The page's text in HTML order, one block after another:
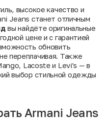
высокое качество и
Jeans станет отличным
вы найдёте оригинальные
цене и с гарантией
обновить
переплачивая. Также
, Lacoste и Levi's — в
выбор стильной одежды
Armani Jeans